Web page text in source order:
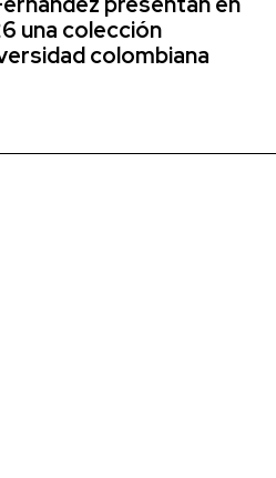
una colección
colombiana